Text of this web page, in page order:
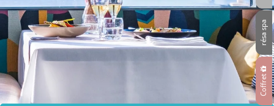
Coffret
résa spa